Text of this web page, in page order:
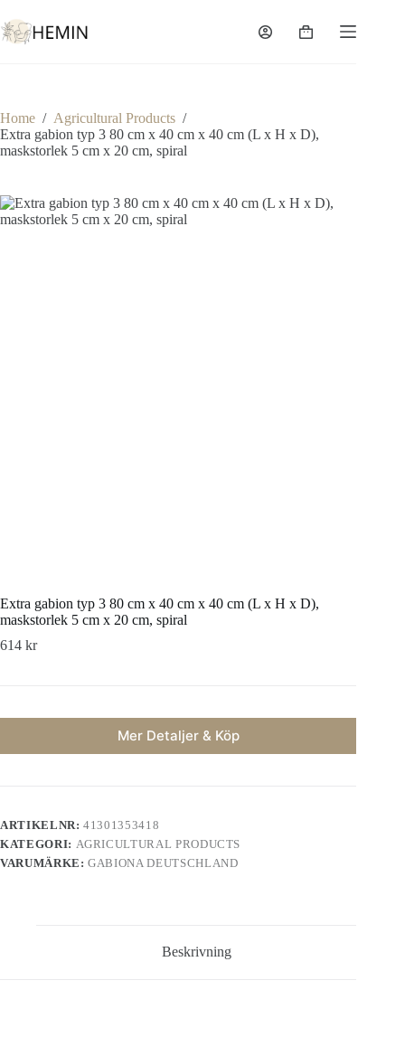
Home / Agricultural Products /
Extra gabion typ 3 80 cm x 40 cm x 40 cm (L x H x D),
maskstorlek 5 cm x 20 cm, spiral
Extra gabion typ 3 80 cm x 40 cm x 40 cm (L x H x D),
maskstorlek 5 cm x 20 cm, spiral
614 kr
Mer Detaljer & Köp
ARTIKELNR:41301353418
KATEGORI: AGRICULTURAL PRODUCTS
VARUMÄRKE:GABIONA DEUTSCHLAND
Beskrivning